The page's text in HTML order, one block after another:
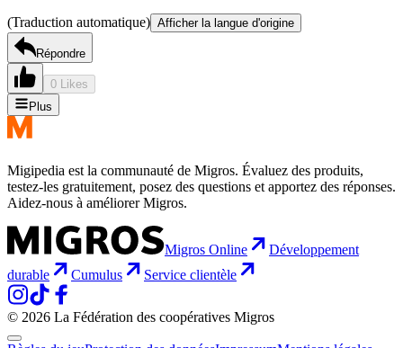
(Traduction automatique) Afficher la langue d'origine
Répondre
0 Likes
Plus
Migipedia est la communauté de Migros. Évaluez des produits,
testez-les gratuitement, posez des questions et apportez des réponses.
Aidez-nous à améliorer Migros.
Migros Online
Développement
durable
Cumulus Service clientèle
© 2026 La Fédération des coopératives Migros